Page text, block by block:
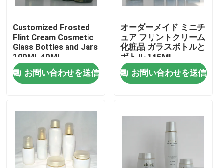
家へ
わたしたち に つい て
工場 ツアー
Customized Frosted
Flint Cream Cosmetic
Glass Bottles and Jars
100ML 40ML
お問い合わせを送信
オーダーメイド ミニチ
ュア フリントクリーム
化粧品 ガラスボトルと
ボトル 145ML
お問い合わせを送信